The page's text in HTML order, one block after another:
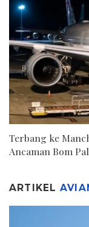
Terbang ke
Ancaman Bom
ARTIKEL